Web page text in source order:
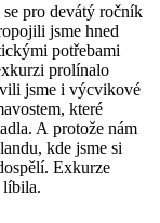
pro devátý ročník
jsme hned
potřebami
prolínalo
jsme i výcvikové
které
A protože nám
kde jsme si
Exkurze
líbila.